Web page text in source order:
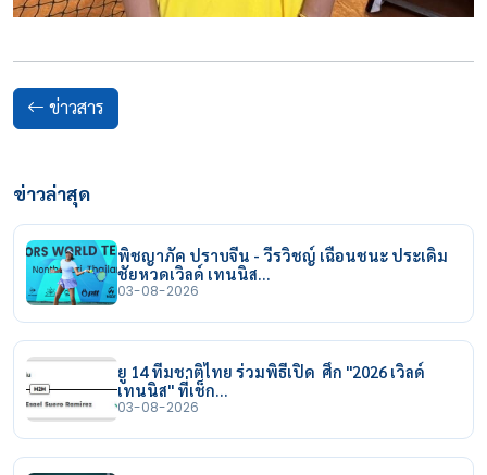
ข่าวสาร
ข่าวล่าสุด
พิชญาภัค ปราบจีน - วีรวิชญ์ เฉือนชนะ ประเดิม
ชัยหวดเวิลด์ เทนนิส…
03-08-2026
ยู 14 ทีมชาติไทย ร่วมพิธีเปิด ศึก "2026 เวิลด์
เทนนิส" ที่เช็ก…
03-08-2026